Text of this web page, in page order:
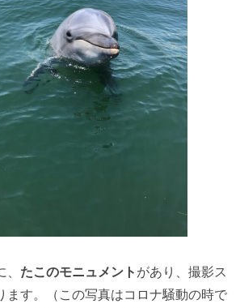
たこのモニュメント があり、撮影ス
ます。（この写真はコロナ騒動の時で